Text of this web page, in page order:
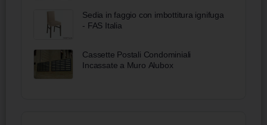
Sedia in faggio con imbottitura ignifuga
- FAS Italia
Cassette Postali Condominiali
Incassate a Muro Alubox